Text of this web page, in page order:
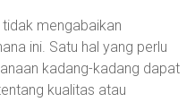
mengabaikan
ini. Satu hal yang perlu
kadang-kadang dapat
kualitas atau